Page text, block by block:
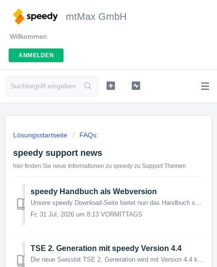
mtMax GmbH
Willkommen
ANMELDEN
Lösungsstartseite FAQs:
speedy support news
hier finden Sie neue Informationen zu speedy zu Support Themen
speedy Handbuch als Webversion
Unsere speedy Download-Seite bietet nun das Handbuch speedy kasse auch als "Web-Version" Handbuch Kasse Speedy Über den "3-Striche Kn...
Fr, 31 Jul, 2026 um 8:13 VORMITTAGS
TSE 2. Generation mit speedy Version 4.4
Die neue Swissbit TSE 2. Generation wird mit Version 4.4 kompatibel sein. Ein entsprechendes Update für speedy kasse 4.4 wird in Kürze veröffentlicht. ...